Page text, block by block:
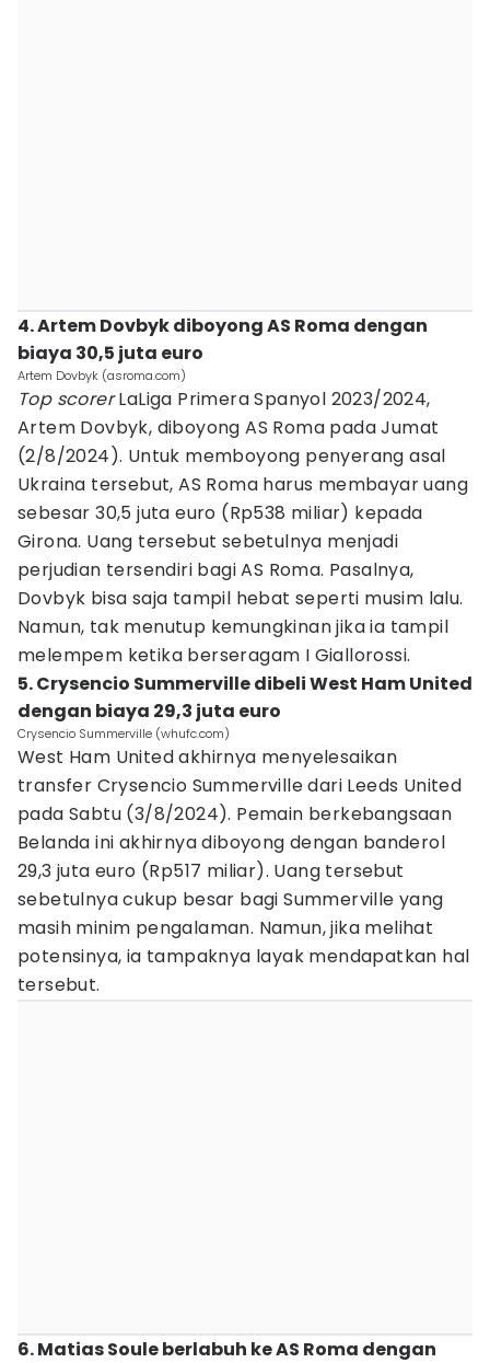
4. Artem Dovbyk diboyong AS Roma dengan
biaya 30,5 juta euro
Artem Dovbyk (asroma.com)
Top scorerLaLiga Primera Spanyol 2023/2024,
Artem Dovbyk, diboyong AS Roma pada Jumat
(2/8/2024). Untuk memboyong penyerang asal
Ukraina tersebut, AS Roma harus membayar uang
sebesar 30,5 juta euro (Rp538 miliar) kepada
Girona. Uang tersebut sebetulnya menjadi
perjudian tersendiri bagi AS Roma. Pasalnya,
Dovbyk bisa saja tampil hebat seperti musim lalu.
Namun, tak menutup kemungkinan jika ia tampil
melempem ketika berseragam I Giallorossi.
5. Crysencio Summerville dibeli West Ham United
dengan biaya 29,3 juta euro
Crysencio Summerville (whufc.com)
West Ham United akhirnya menyelesaikan
transfer Crysencio Summerville dari Leeds United
pada Sabtu (3/8/2024). Pemain berkebangsaan
Belanda ini akhirnya diboyong dengan banderol
29,3 juta euro (Rp517 miliar). Uang tersebut
sebetulnya cukup besar bagi Summerville yang
masih minim pengalaman. Namun, jika melihat
potensinya, ia tampaknya layak mendapatkan hal
tersebut.
6. Matias Soule berlabuh ke AS Roma dengan